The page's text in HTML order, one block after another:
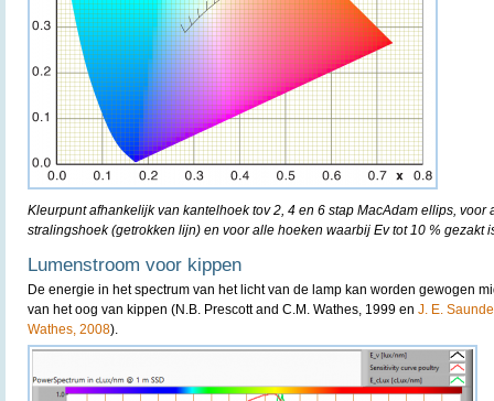
Kleurpunt afhankelijk van kantelhoek tov 2, 4 en 6 stap MacAdam ellips, voor
stralingshoek (getrokken lijn) en voor alle hoeken waarbij Ev tot 10 % gezakt
Lumenstroom voor kippen
De energie in het spectrum van het licht van de lamp kan worden gewogen
van het oog van kippen (N.B. Prescott and C.M. Wathes, 1999 en J. E.
Wathes, 2008).